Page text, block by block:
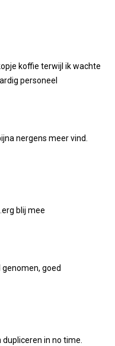
koffie terwijl ik wachte
personeel
nergens meer vind.
blij mee
goed
in no time.